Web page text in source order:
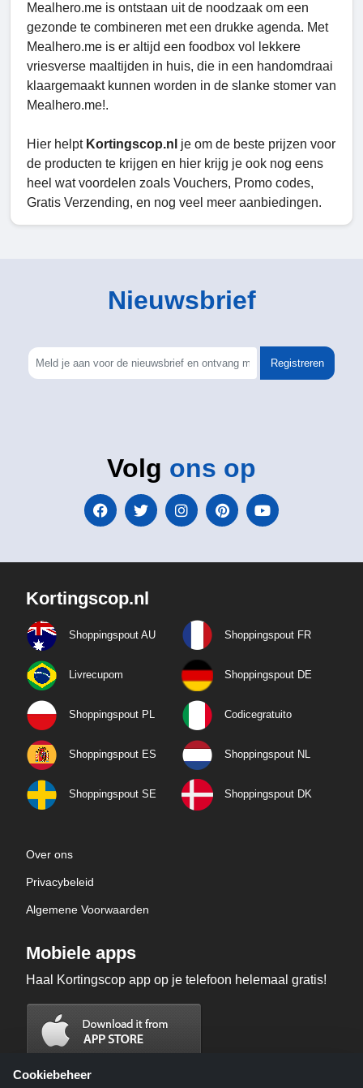
Mealhero.me is ontstaan uit de noodzaak om een
gezonde te combineren met een drukke agenda. Met
Mealhero.me is er altijd een foodbox vol lekkere
vriesverse maaltijden in huis, die in een handomdraai
klaargemaakt kunnen worden in de slanke stomer van
Mealhero.me!.
Hier helpt Kortingscop.nl je om de beste prijzen voor
de producten te krijgen en hier krijg je ook nog eens
heel wat voordelen zoals Vouchers, Promo codes,
Gratis Verzending, en nog veel meer aanbiedingen.
Nieuwsbrief
Registreren
Volg ons op
Kortingscop.nl
Shoppingspout AU Shoppingspout FR
Livrecupom Shoppingspout DE
Shoppingspout PL Codicegratuito
Shoppingspout ES Shoppingspout NL
Shoppingspout SE Shoppingspout DK
Over ons
Privacybeleid
Algemene Voorwaarden
Mobiele apps
Haal Kortingscop app op je telefoon helemaal gratis!
Cookiebeheer